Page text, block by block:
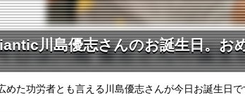
川島優志さんのお誕生日。お
めた功労者とも言える川島優志さんが今日お誕生日で